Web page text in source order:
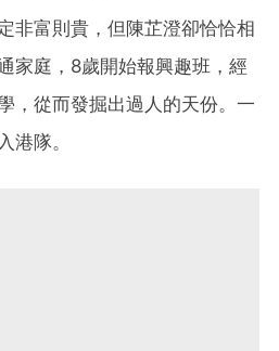
非富則貴，但陳芷澄卻恰恰相
家庭，8歲開始報興趣班，經
，從而發掘出過人的天份。一
港隊。